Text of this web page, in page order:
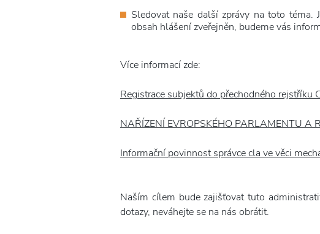
Sledovat naše další zprávy na toto téma.
obsah hlášení zveřejněn, budeme vás
Více informací zde:
Registrace subjektů do přechodného rejstříku
NAŘÍZENÍ EVROPSKÉHO PARLAMENTU
Informační povinnost správce cla ve věci
Naším cílem bude zajišťovat tuto
dotazy, neváhejte se na nás obrátit.